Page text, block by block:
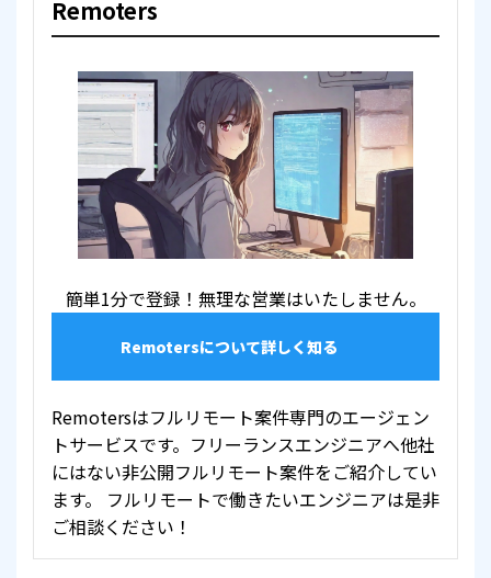
Remoters
簡単1分で登録！無理な営業はいたしません。
Remotersについて詳しく知る
Remotersはフルリモート案件専門のエージェン
トサービスです。フリーランスエンジニアへ他社
にはない非公開フルリモート案件をご紹介してい
ます。 フルリモートで働きたいエンジニアは是非
ご相談ください！